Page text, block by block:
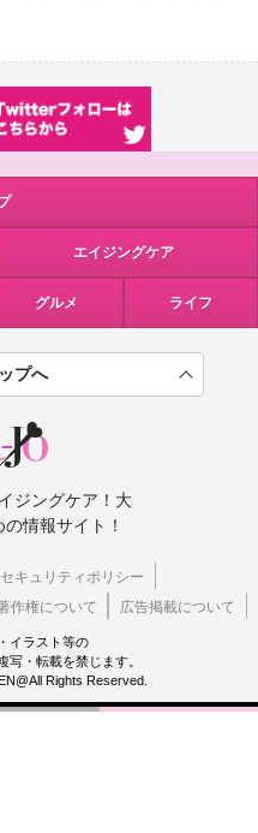
エイジングケア
グルメ ライフ
プへ
ジングケア！大
情報サイト！
キュリティポリシー
作権について 広告掲載について
イラスト等の
写・転載を禁じます。
Rights Reserved.